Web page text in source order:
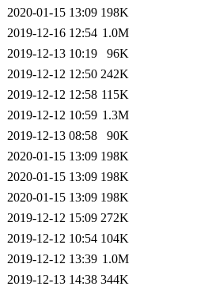
2020-01-15 13:09 198K
2019-12-16 12:54 1.0M
2019-12-13 10:19
96K
2019-12-12 12:50 242K
2019-12-12 12:58 115K
2019-12-12 10:59 1.3M
2019-12-13 08:58
90K
2020-01-15 13:09 198K
2020-01-15 13:09 198K
2020-01-15 13:09 198K
2019-12-12 15:09 272K
2019-12-12 10:54 104K
2019-12-12 13:39 1.0M
2019-12-13 14:38 344K